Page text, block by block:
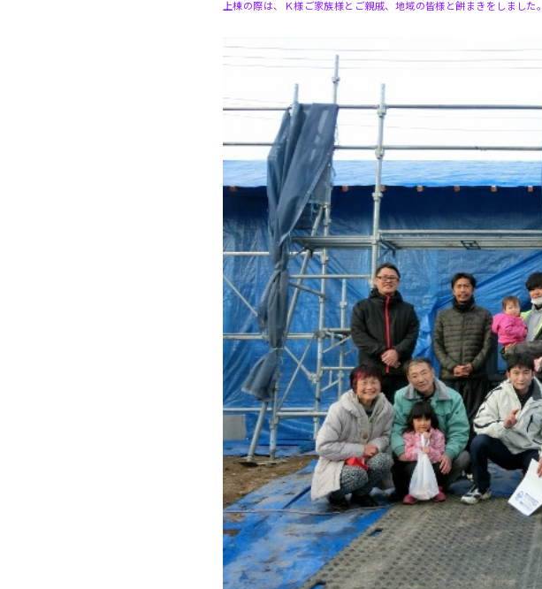
上棟の際は、Ｋ様ご家族様とご親戚、地域の皆様と餅まきをしました。